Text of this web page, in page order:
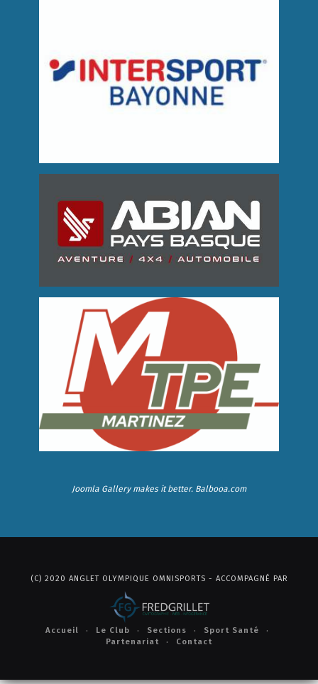
Joomla Gallerymakes it better. Balbooa.com
(C) 2020 ANGLET OLYMPIQUE OMNISPORTS - ACCOMPAGNÉ PAR
Accueil Le Club Sections
Sport Santé
Partenariat
Contact